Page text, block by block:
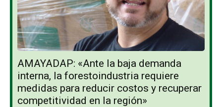
AMAYADAP: «Ante la baja demanda
interna, la forestoindustria requiere
medidas para reducir costos y recuperar
competitividad en la región»